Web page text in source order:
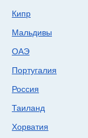
Кипр
Мальдивы
ОАЭ
Португалия
Россия
Таиланд
Хорватия